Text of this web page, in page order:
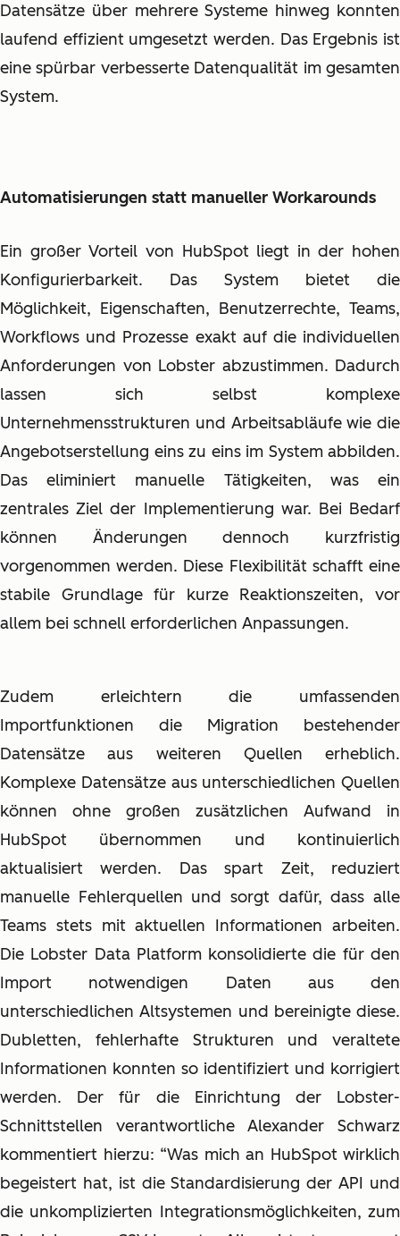
Datensätze über mehrere Systeme hinweg konnten
laufend effizient umgesetzt werden. Das Ergebnis ist
eine spürbar verbesserte Datenqualität im gesamten
System.
Automatisierungen statt manueller Workarounds
Ein großer Vorteil von HubSpot liegt in der hohen
Konfigurierbarkeit. Das System bietet die
Möglichkeit, Eigenschaften, Benutzerrechte, Teams,
Workflows und Prozesse exakt auf die individuellen
Anforderungen von Lobster abzustimmen. Dadurch
lassen sich selbst komplexe
Unternehmensstrukturen und Arbeitsabläufe wie die
Angebotserstellung eins zu eins im System abbilden.
Das eliminiert manuelle Tätigkeiten, was ein
zentrales Ziel der Implementierung war. Bei Bedarf
können Änderungen dennoch kurzfristig
vorgenommen werden. Diese Flexibilität schafft eine
stabile Grundlage für kurze Reaktionszeiten, vor
allem bei schnell erforderlichen Anpassungen.
Zudem erleichtern die umfassenden
Importfunktionen die Migration bestehender
Datensätze aus weiteren Quellen erheblich.
Komplexe Datensätze aus unterschiedlichen Quellen
können ohne großen zusätzlichen Aufwand in
HubSpot übernommen und kontinuierlich
aktualisiert werden. Das spart Zeit, reduziert
manuelle Fehlerquellen und sorgt dafür, dass alle
Teams stets mit aktuellen Informationen arbeiten.
Die Lobster Data Platform konsolidierte die für den
Import notwendigen Daten aus den
unterschiedlichen Altsystemen und bereinigte diese.
Dubletten, fehlerhafte Strukturen und veraltete
Informationen konnten so identifiziert und korrigiert
werden. Der für die Einrichtung der Lobster-
Schnittstellen verantwortliche Alexander Schwarz
kommentiert hierzu: “Was mich an HubSpot wirklich
begeistert hat, ist die Standardisierung der API und
die unkomplizierten Integrationsmöglichkeiten, zum